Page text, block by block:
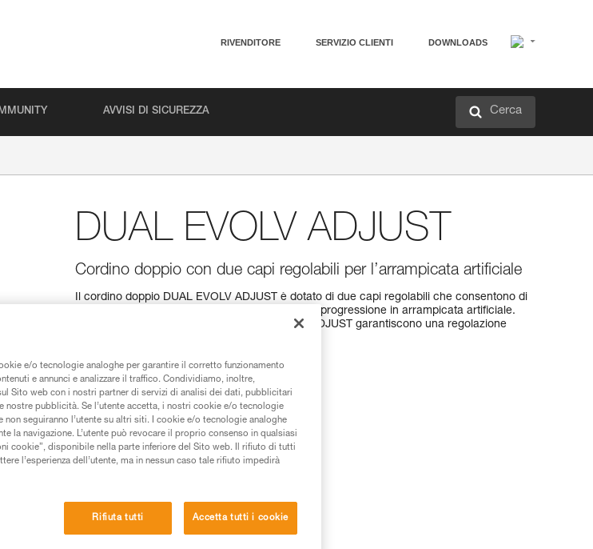
RIVENDITORE SERVIZIO CLIENTI DOWNLOADS
AVVISI DI SICUREZZA Cerca
DUAL EVOLV ADJUST
Cordino doppio con due capi regolabili per l’arrampicata artificiale
Il cordino doppio DUAL EVOLV ADJUST è dotato di due capi regolabili che consentono di
regolare indipendentemente le lunghezze per la progressione in arrampicata artificiale.
Grazie alla forma ergonomica, i due bloccanti ADJUST garantiscono una regolazione
Trova un rivenditore
e/o tecnologie analoghe per garantire il corretto funzionamento
e annunci e analizzare il traffico. Condividiamo, inoltre,
Sito web con i nostri partner di servizi di analisi dei dati, pubblicitari
nostre pubblicità. Se l’utente accetta, i nostri cookie e/o tecnologie
seguiranno l’utente su altri siti. I cookie e/o tecnologie analoghe
la navigazione. L’utente può revocare il proprio consenso in qualsiasi
cookie”, disponibile nella parte inferiore del Sito web. Il rifiuto di tutti
l’esperienza dell’utente, ma in nessun caso tale rifiuto impedirà
Rifiuta tutti Accetta tutti i cookie